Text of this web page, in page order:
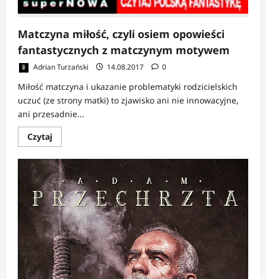
Matczyna miłość, czyli osiem opowieści
fantastycznych z matczynym motywem
Adrian Turzański 14.08.2017 0
Miłość matczyna i ukazanie problematyki rodzicielskich
uczuć (ze strony matki) to zjawisko ani nie innowacyjne,
ani przesadnie...
CzytajDowiedz
się
o
Matczyna
miłość,
czyli
osiem
opowieści
fantastycznych
z
matczynym
motywem